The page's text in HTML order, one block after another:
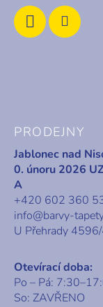
PRODEJNY
Jablonec nad
0. únoru 2026
A
+420 602 360
info@barvy-
U Přehrady
Otevírací doba:
Po – Pá:
So: ZAVŘENO